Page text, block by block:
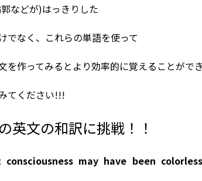
などが)はっきりした
でなく、これらの単語を使って
を作ってみるとより効率的に覚えることができ
てください!!!
英文の和訳に挑戦！！
consciousness may have been